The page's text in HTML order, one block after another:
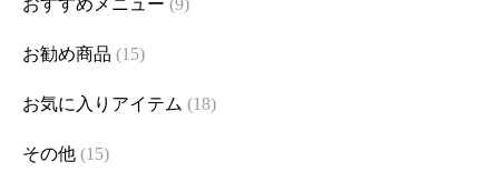
おすすめメニュー (9)
お勧め商品 (15)
お気に入りアイテム (18)
その他 (15)